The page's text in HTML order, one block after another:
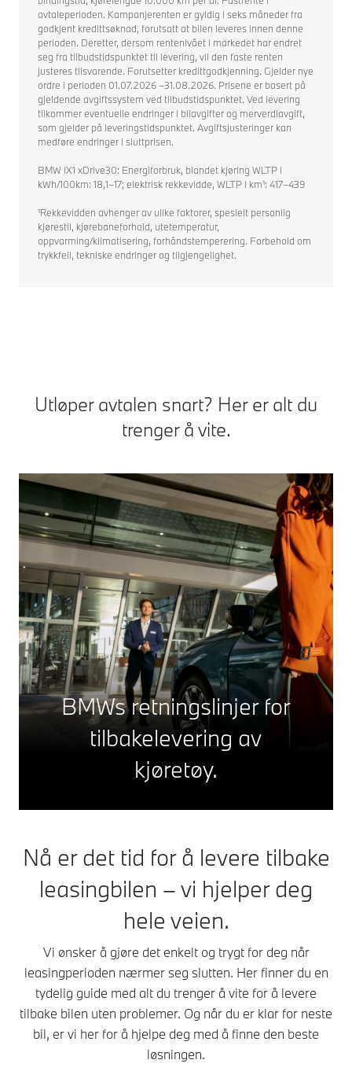
avtaleperioden. Kampanjerenten er gyldig i seks måneder fra
godkjent kredittsøknad, forutsatt at bilen leveres innen denne
perioden. Deretter, dersom rentenivået i markedet har endret
seg fra tilbudstidspunktet til levering, vil den faste renten
justeres tilsvarende. Forutsetter kredittgodkjenning. Gjelder nye
ordre i perioden 01.07.2026 –31.08.2026. Prisene er basert på
gjeldende avgiftssystem ved tilbudstidspunktet. Ved levering
tilkommer eventuelle endringer i bilavgifter og merverdiavgift,
som gjelder på leveringstidspunktet. Avgiftsjusteringer kan
medføre endringer i sluttprisen.
BMW iX1 xDrive30: Energiforbruk, blandet kjøring WLTP i
kWh/100km: 18,1–17; elektrisk rekkevidde, WLTP i km¹: 417–439​
¹Rekkevidden avhenger av ulike faktorer, spesielt personlig
kjørestil, kjørebaneforhold, utetemperatur,
oppvarming/klimatisering, forhåndstemperering. Forbehold om
trykkfeil, tekniske endringer og tilgjengelighet.​
Utløper avtalen snart? Her er alt du
trenger å vite.
BMWs retningslinjer for
tilbakelevering av
kjøretøy.
Nå er det tid for å levere tilbake
leasingbilen – vi hjelper deg
hele veien.
Vi ønsker å gjøre det enkelt og trygt for deg når
leasingperioden nærmer seg slutten. Her finner du en
tydelig guide med alt du trenger å vite for å levere
tilbake bilen uten problemer. Og når du er klar for neste
bil, er vi her for å hjelpe deg med å finne den beste
løsningen.